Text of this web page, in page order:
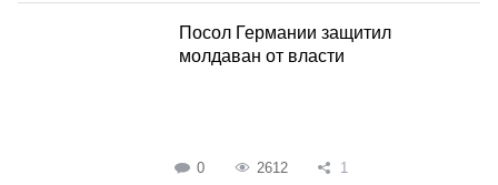
Посол Германии защитил
молдаван от власти
0 2612 1